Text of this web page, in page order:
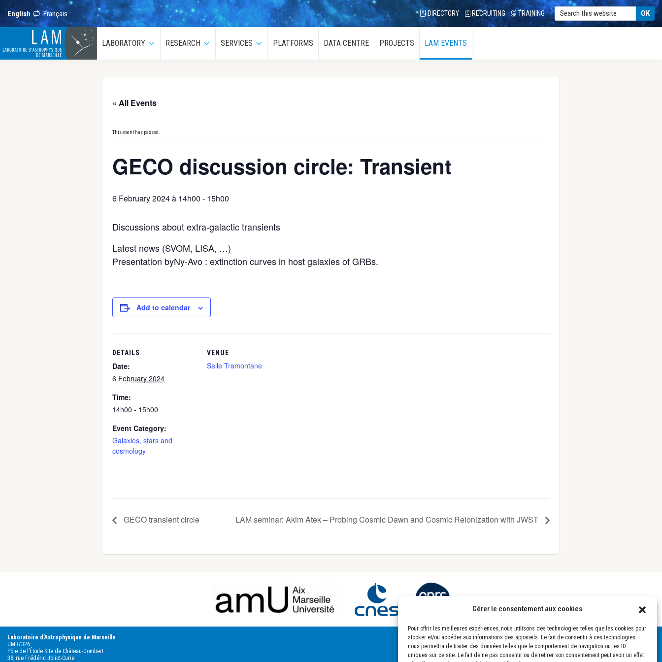
Gérer le consentement aux cookies
Pour offrir les meilleures expériences, nous utilisons des technologies telles que les cookies pour
stocker et/ou accéder aux informations des appareils. Le fait de consentir à ces technologies
nous permettra de traiter des données telles que le comportement de navigation ou les ID
uniques sur ce site. Le fait de ne pas consentir ou de retirer son consentement peut avoir un effet
primary
navigation
main
content
primary
sidebar
footer
English Français DIRECTORY RECRUITING TRAINING
LABORATORY Submenu
RESEARCH Submenu
SERVICES Submenu
PLATFORMS DATA CENTRE PROJECTS LAM EVENTS
« All Events
This event has passed.
GECO discussion circle: Transient
6 February 2024 à 14h00 - 15h00
Discussions about extra-galactic transients
Latest news (SVOM, LISA, …)
Presentation byNy-Avo : extinction curves in host galaxies of GRBs.
Add to calendar
DETAILS
Date:
6 February 2024
Time:
14h00 - 15h00
Event Category:
Galaxies, stars and
cosmology
VENUE
Salle Tramontane
GECO transient circle LAM seminar: Akim Atek – Probing Cosmic Dawn and Cosmic Reionization with JWST
Laboratoire d’Astrophysique de Marseille
UMR7326
Pôle de l’Étoile Site de Château-Gombert
38, rue Frédéric Joliot-Curie